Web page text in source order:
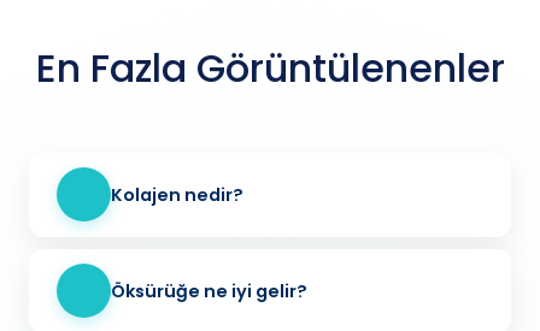
En Fazla Görüntülenenler
Kolajen nedir?
Öksürüğe ne iyi gelir?